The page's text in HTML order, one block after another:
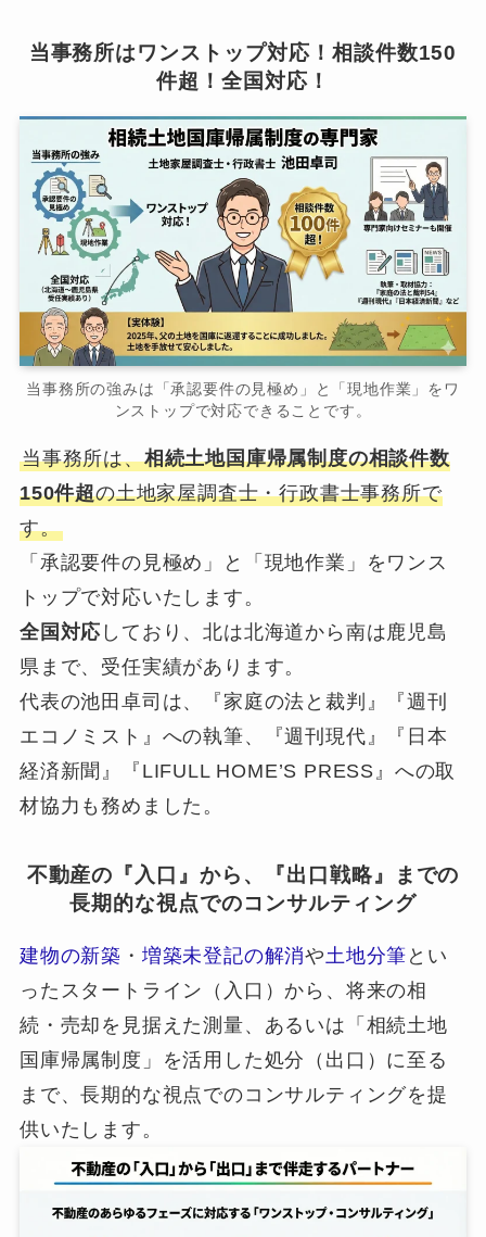
当事務所はワンストップ対応！相談件数150
件超！全国対応！
当事務所の強みは「承認要件の見極め」と「現地作業」をワ
ンストップで対応できることです。
当事務所は、相続土地国庫帰属制度の相談件数
150件超の土地家屋調査士・行政書士事務所で
す。
「承認要件の見極め」と「現地作業」をワンス
トップで対応いたします。
全国対応 しており、北は北海道から南は鹿児島
県まで、受任実績があります。
代表の池田卓司は、『家庭の法と裁判』『週刊
エコノミスト』への執筆、『週刊現代』『日本
経済新聞』『LIFULL HOME’S PRESS』への取
材協力も務めました。
不動産の『入口』から、『出口戦略』までの
長期的な視点でのコンサルティング
建物の新築 ・ 増築未登記の解消や土地分筆 とい
ったスタートライン（入口）から、将来の相
続・売却を見据えた測量、あるいは「相続土地
国庫帰属制度」を活用した処分（出口）に至る
まで、長期的な視点でのコンサルティングを提
供いたします。